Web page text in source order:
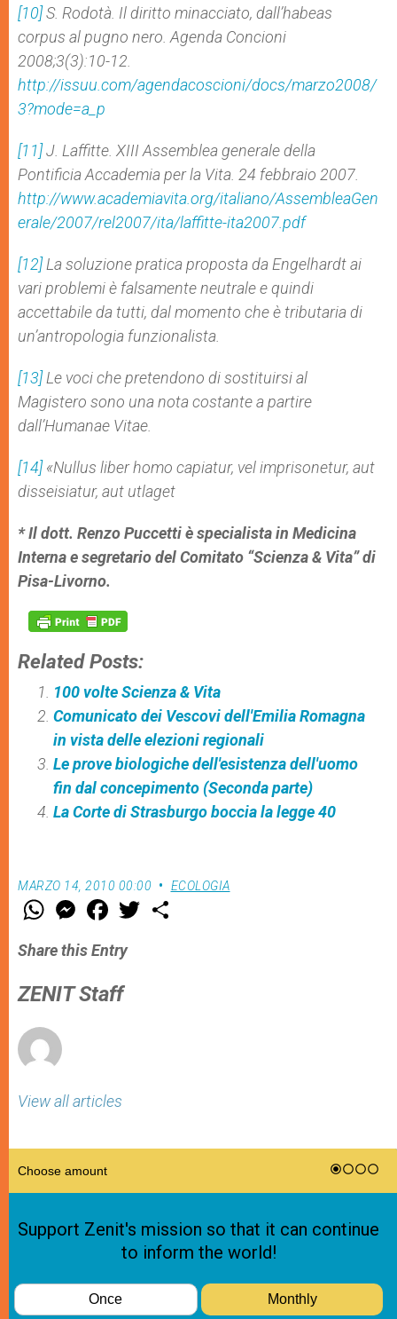
[10]S. Rodotà. Il diritto minacciato, dall’habeas
corpus al pugno nero. Agenda Concioni
2008;3(3):10-12.
http://issuu.com/agendacoscioni/docs/marzo2008/
3?mode=a_p
[11]J. Laffitte. XIII Assemblea generale della
Pontificia Accademia per la Vita. 24 febbraio 2007.
http://www.academiavita.org/italiano/AssembleaGen
erale/2007/rel2007/ita/laffitte-ita2007.pdf
[12] La soluzione pratica proposta da Engelhardt ai
vari problemi è falsamente neutrale e quindi
accettabile da tutti, dal momento che è tributaria di
un’antropologia funzionalista.
[13] Le voci che pretendono di sostituirsi al
Magistero sono una nota costante a partire
dall’Humanae Vitae.
[14] «Nullus liber homo capiatur, vel imprisonetur, aut
disseisiatur, aut utlaget
* Il dott. Renzo Puccetti è specialista in Medicina
Interna e segretario del Comitato “Scienza & Vita” di
Pisa-Livorno.
Related Posts:
100 volte Scienza & Vita
Comunicato dei Vescovi dell'Emilia Romagna
in vista delle elezioni regionali
Le prove biologiche dell'esistenza dell'uomo
fin dal concepimento (Seconda parte)
La Corte di Strasburgo boccia la legge 40
MARZO 14, 2010 00:00 ECOLOGIA
W
h
t
s
p
p
M
e
s
e
g
e
F
a
e
b
o
k
w
Share this Entry
ZENIT Staff
View all articles